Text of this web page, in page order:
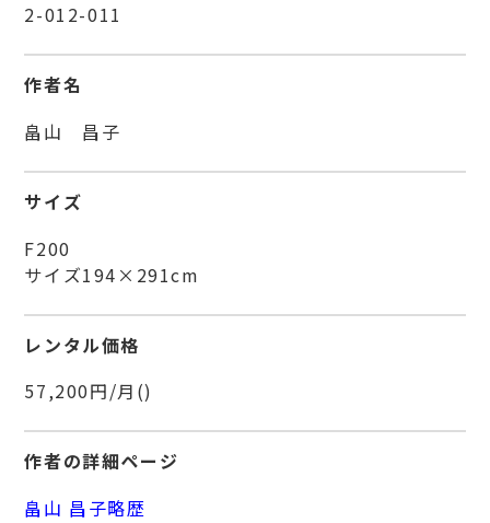
2-012-011
作者名
畠山 昌子
サイズ
F200
サイズ194×291cm
レンタル価格
57,200円/月()
作者の詳細ページ
畠山 昌子略歴